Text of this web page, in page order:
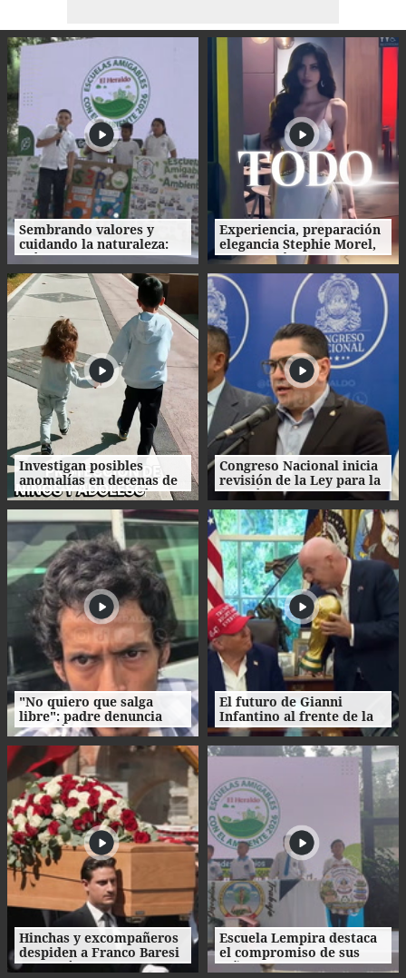
Sembrando valores y
cuidando la naturaleza:
así fue la clausura de las
Escuelas Amigables con el
Ambiente
Experiencia, preparación
elegancia Stephie Morel,
Miss Cortés va por la
corona de Miss Honduras
2026
Investigan posibles
anomalías en decenas de
procesos de adopción en
Honduras
Congreso Nacional inicia
revisión de la Ley para la
Gestión Integral de
Residuos en Honduras
"No quiero que salga
libre": padre denuncia
agresión de su propio
hijo en La Ceiba
El futuro de Gianni
Infantino al frente de la
FIFA enfrenta
cuestionamientos
Hinchas y excompañeros
despiden a Franco Baresi
con un último 'Ciao
Escuela Lempira destaca
el compromiso de sus
niños con el cuidado del